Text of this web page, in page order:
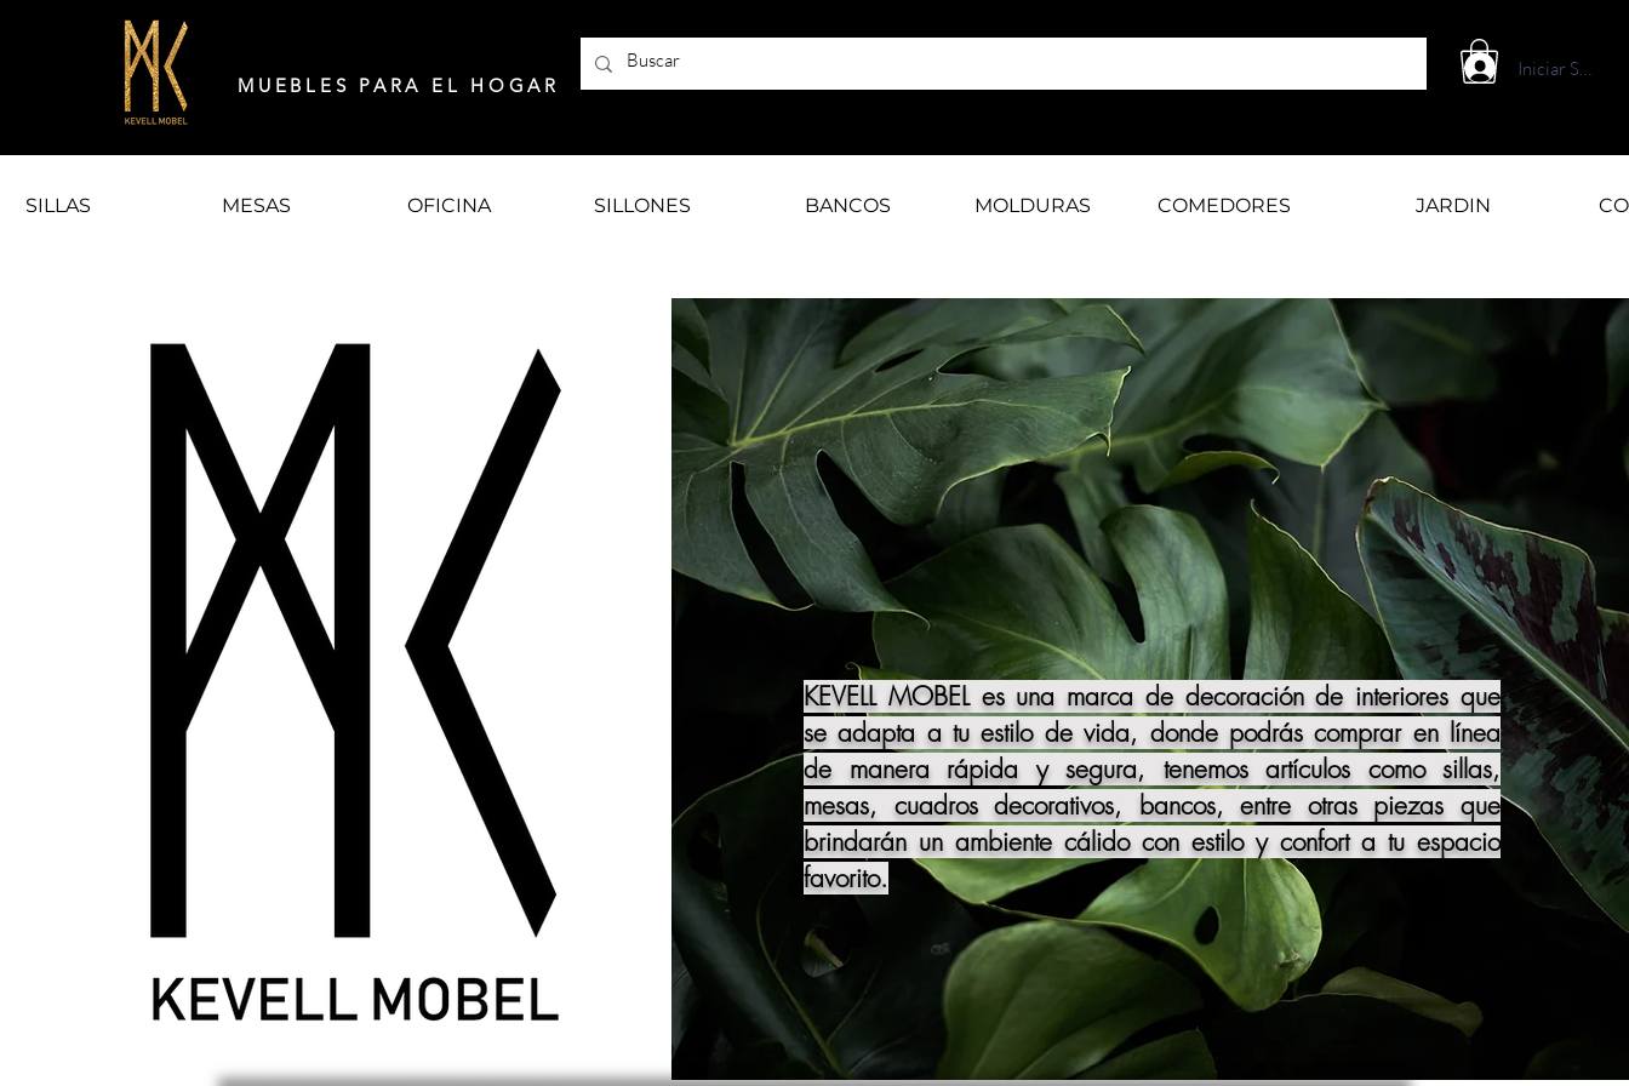
MUEBLES PARA EL HOGAR
Iniciar Sesión
SILLAS MESAS OFICINA SILLONES BANCOS MOLDURAS COMEDORES JARDIN
KEVELL MOBEL es una marca de decoración de interiores que
se adapta a tu estilo de vida, donde podrás comprar en línea
de manera rápida y segura, tenemos artículos como sillas,
mesas, cuadros decorativos, bancos, entre otras piezas que
brindarán un ambiente cálido con estilo y confort a tu espacio
favorito.